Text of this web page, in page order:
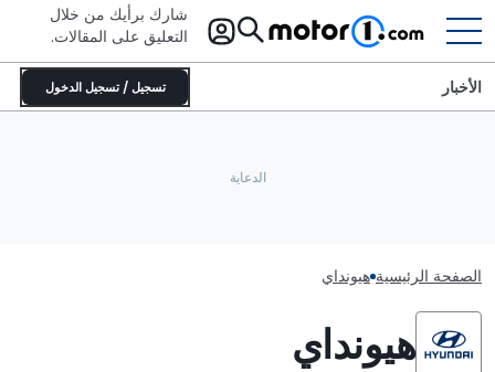
شارك برأيك من خلال
التعليق على المقالات.
تسجيل / تسجيل الدخول الأخبار
الصفحة الرئيسية هيونداي
هيونداي